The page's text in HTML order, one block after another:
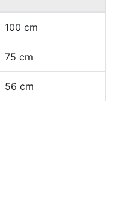
100 cm
75 cm
56 cm